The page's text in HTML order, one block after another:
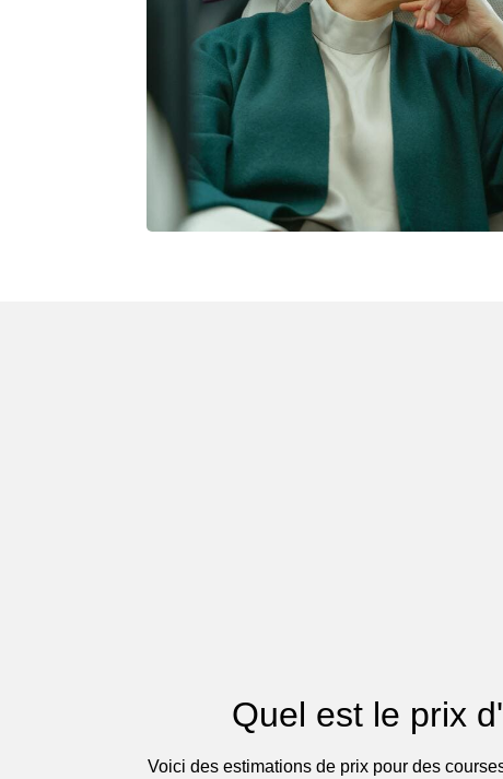
Quel est le prix
Voici des estimations de prix pour des